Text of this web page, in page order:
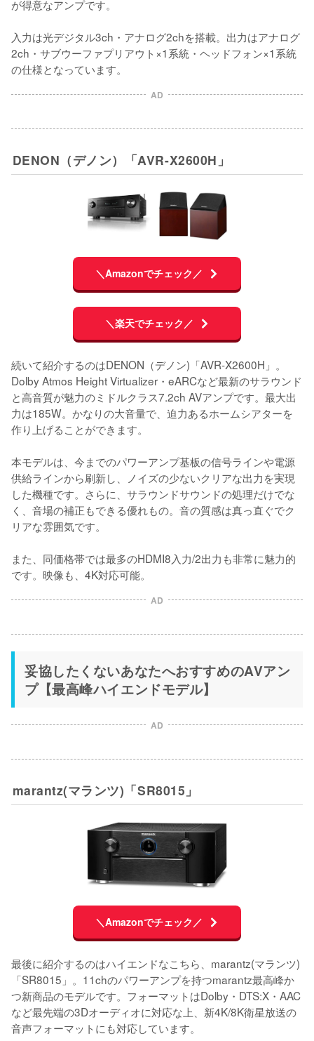
が得意なアンプです。
入力は光デジタル3ch・アナログ2chを搭載。出力はアナログ
2ch・サブウーファプリアウト×1系統・ヘッドフォン×1系統
の仕様となっています。
AD
DENON（デノン）「AVR-X2600H」
＼Amazonでチェック／
＼楽天でチェック／
続いて紹介するのはDENON（デノン)「AVR-X2600H」。
Dolby Atmos Height Virtualizer・eARCなど最新のサラウンド
と高音質が魅力のミドルクラス7.2ch AVアンプです。最大出
力は185W。かなりの大音量で、迫力あるホームシアターを
作り上げることができます。
本モデルは、今までのパワーアンプ基板の信号ラインや電源
供給ラインから刷新し、ノイズの少ないクリアな出力を実現
した機種です。さらに、サラウンドサウンドの処理だけでな
く、音場の補正もできる優れもの。音の質感は真っ直ぐでク
リアな雰囲気です。
また、同価格帯では最多のHDMI8入力/2出力も非常に魅力的
AD
妥協したくないあなたへおすすめのAVアン
プ【最高峰ハイエンドモデル】
AD
marantz(マランツ)「SR8015」
＼Amazonでチェック／
最後に紹介するのはハイエンドなこちら、marantz(マランツ)
「SR8015」。11chのパワーアンプを持つmarantz最高峰か
つ新商品のモデルです。フォーマットはDolby・DTS:X・AAC
など最先端の3Dオーディオに対応な上、新4K/8K衛星放送の
音声フォーマットにも対応しています。